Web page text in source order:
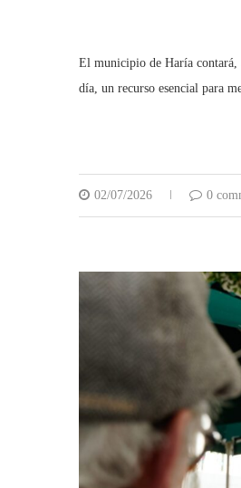
El municipio de Haría contará,
día, un recurso esencial para
02/07/2026 0